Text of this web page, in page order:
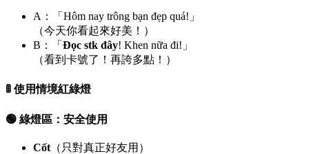
A：「Hôm nay trông bạn đẹp quá!」
（今天你看起來好美！）
B：「 Đọc stk đây! Khen nữa đi!」
（看到卡號了！再誇多點！）
🚦 使用情境紅綠燈
🟢 綠燈區：安全使用
Cốt （只對真正好友用）